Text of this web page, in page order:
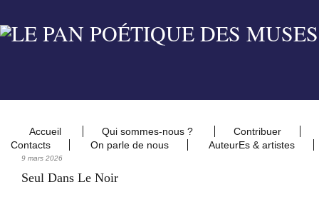
Accueil Qui sommes-nous ?
Contribuer
Contacts
On parle de nous AuteurEs & artistes
9 mars 2026
Seul Dans Le Noir